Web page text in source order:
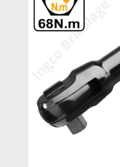
Pneumatique
1
Arw121